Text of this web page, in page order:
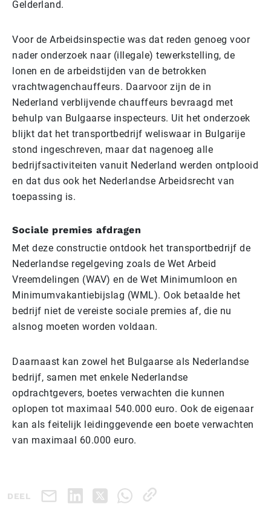
Gelderland.
Voor de Arbeidsinspectie was dat reden genoeg voor
nader onderzoek naar (illegale) tewerkstelling, de
lonen en de arbeidstijden van de betrokken
vrachtwagenchauffeurs. Daarvoor zijn de in
Nederland verblijvende chauffeurs bevraagd met
behulp van Bulgaarse inspecteurs. Uit het onderzoek
blijkt dat het transportbedrijf weliswaar in Bulgarije
stond ingeschreven, maar dat nagenoeg alle
bedrijfsactiviteiten vanuit Nederland werden ontplooid
en dat dus ook het Nederlandse Arbeidsrecht van
toepassing is.
Sociale premies afdragen
Met deze constructie ontdook het transportbedrijf de
Nederlandse regelgeving zoals de Wet Arbeid
Vreemdelingen (WAV) en de Wet Minimumloon en
Minimumvakantiebijslag (WML). Ook betaalde het
bedrijf niet de vereiste sociale premies af, die nu
alsnog moeten worden voldaan.
Daarnaast kan zowel het Bulgaarse als Nederlandse
bedrijf, samen met enkele Nederlandse
opdrachtgevers, boetes verwachten die kunnen
oplopen tot maximaal 540.000 euro. Ook de eigenaar
kan als feitelijk leidinggevende een boete verwachten
van maximaal 60.000 euro.
DEEL